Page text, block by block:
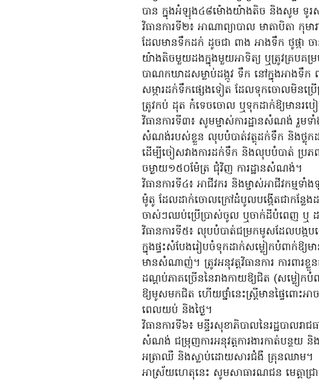
បាន ក្នុងអំឡុង៤៨ម៉ោងយ៉ាងតិច និងសូម ទូរ
វិធានការទី២៖ អាណាព្យាបាល មាតាបិតា កុមា
ដែលមានទឹកដក់ ដូចជា ពាង អាងទឹក ថូផ្កា ច
យ៉ាងតិចមួយដងក្នុងមួយអាទិត្យ ឬត្រូវគ្របគម្
បាណកឃាដសម្លាប់ដង្កូវ ទឹក នៅក្នុងអាងទឹក
សម្ភារដក់ទឹកផ្សេងទៀត ដែលទុកចោលមិន
ត្រូវកប់ ដុត កំទេចចោល ឬទុកដាក់ឱ្យមានរប
វិធានការទី៣៖ សូមម្ចាស់ការដ្ឋានសំណង់ រួមទ
សំណង់របស់ខ្លួន លុបបំបាត់វត្ថុដក់ទឹក និងថ្លុ
ដើម្បីចៀសវាងការដក់ទឹក និងលុបបំបាត់ ប្រភ
ចម្ងាយ១៥០ម៉ែត្រ ជុំវិញ ការដ្ឋានសំណង់។
វិធានការទី៤៖ អាជីវករ និងម្ចាស់អាជីវកម្ម
ម៉ូតូ ដែលដាក់ចោលក្រៅដំបូលបង្កើតជាកន្លែង
ចាស់ៗឈប់ប្រើប្រាស់ចូល ឬចាក់ដីបំពេញ ឬ
វិធានការទី៥៖ លុបបំបាត់ជម្រកមូសដែលបង្កបង្
ក្នុងផ្ទះសំបែងរៀបចំទុកដាក់សម្លៀកបំពាក់ឱ្យម
មានសំណាញ់។ ត្រូវអនុវត្តវិធានការ ការពារ
ដណ្តប់ភាគច្រើននៃរាងកាយឱ្យជិត (សម្លៀ
ឱ្យមូសមកជិត ហើយថ្នាំនេះស្ត្រីមានផ្ទៃពោះ
ពេលយប់ និងថ្ងៃ។
វិធានការទី៦៖ មន្ទីរសុខាភិបាលនៃរដ្ឋបាលរា
សំណង់ ជម្រុញការអនុវត្តការងារកាត់បន្ថយ និ
អត្រាឈឺ និងស្លាប់ដោយសារជំងឺ គ្រុនឈាម។
អាស្រ័យហេតុនេះ សូមសាធារណជន មេត្តាជ្រ